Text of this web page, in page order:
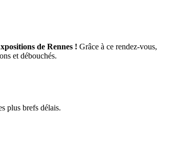
de Rennes ! Grâce à ce rendez-vous,
et débouchés.
plus brefs délais.